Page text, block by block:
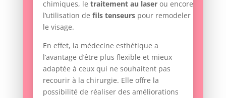
chimiques, le traitement au laserou encore
l’utilisation de fils tenseurspour remodeler
le visage.
En effet, la médecine esthétique a
l’avantage d’être plus flexible et mieux
adaptée à ceux qui ne souhaitent pas
recourir à la chirurgie. Elle offre la
possibilité de réaliser des améliorations